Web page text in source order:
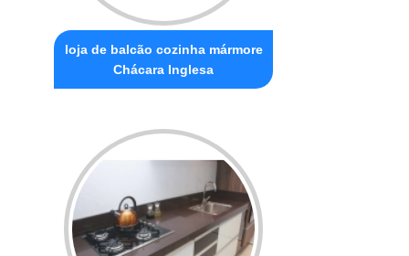
loja de balcão cozinha mármore
Chácara Inglesa